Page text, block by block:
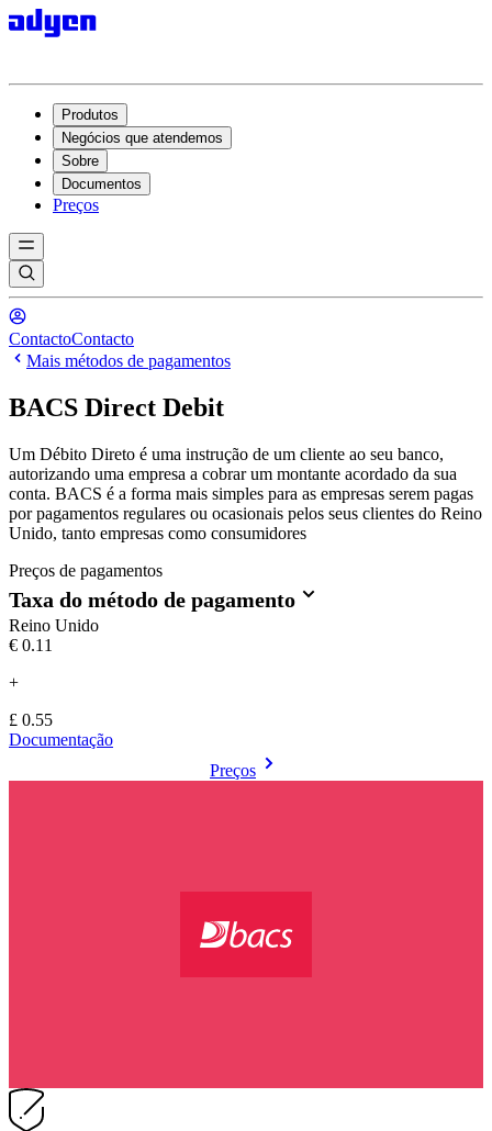
Produtos
Negócios que atendemos
Sobre
Documentos
Preços
ContactoContacto
Mais métodos de pagamentos
BACS Direct Debit
Um Débito Direto é uma instrução de um cliente ao seu banco,
autorizando uma empresa a cobrar um montante acordado da sua
conta. BACS é a forma mais simples para as empresas serem pagas
por pagamentos regulares ou ocasionais pelos seus clientes do Reino
Unido, tanto empresas como consumidores
Preços de pagamentos
Taxa do método de pagamento
Reino Unido
€0.11
+
£ 0.55
Documentação
Preços